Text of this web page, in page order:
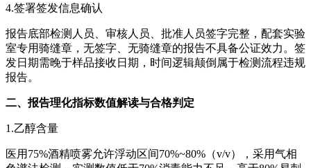
4.签署签发信息确认
报告底部检测人员、审核人员、批准人员签字完整，配套实验
室专用骑缝章，无签字、无骑缝章的报告不具备公证效力。签
发日期需晚于样品接收日期，时间逻辑颠倒属于检测流程违规
报告。
二、报告理化指标数值解读与合格判定
1.乙醇含量
医用75%酒精喷雾允许浮动区间70%~80%（v/v），采用气相